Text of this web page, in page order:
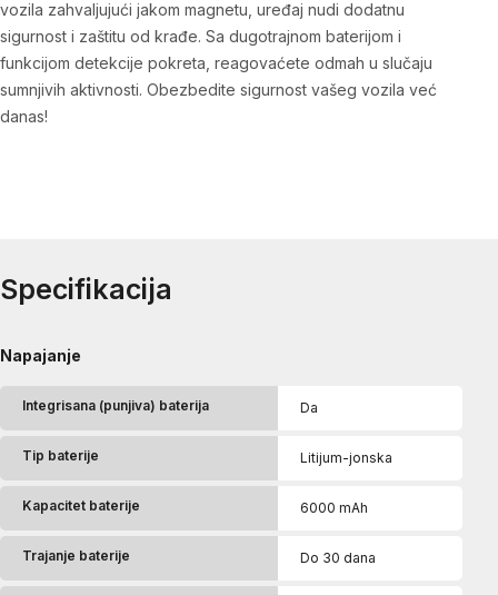
vozila zahvaljujući jakom magnetu, uređaj nudi dodatnu
sigurnost i zaštitu od krađe. Sa dugotrajnom baterijom i
funkcijom detekcije pokreta, reagovaćete odmah u slučaju
sumnjivih aktivnosti. Obezbedite sigurnost vašeg vozila već
danas!
Specifikacija
Napajanje
Integrisana (punjiva) baterija Da
Tip baterije Litijum-jonska
Kapacitet baterije 6000 mAh
Trajanje baterije Do 30 dana